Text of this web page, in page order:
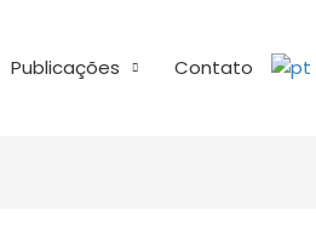
Publicações Contato